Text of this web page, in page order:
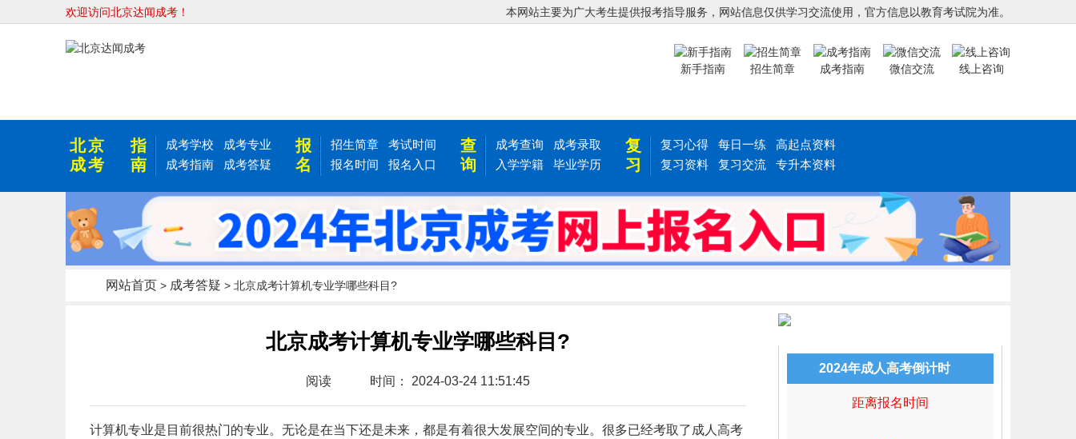
欢迎访问北京达闻成考！ 本网站主要为广大考生提供报考指导服务，网站信息仅供学习交流使用，官方信息以教育考试院为准。
新手指南 招生简章 成考指南 微信交流 线上咨询
北京
成考
指
南
成考学校
成考专业
成考指南
成考答疑
报
名
招生简章
考试时间
报名时间
报名入口
查
询
成考查询
成考录取
入学学籍
毕业学历
复
习
复习心得 每日一练
高起点资料
复习资料
复习交流 专升本资料
网站首页 > 成考答疑 > 北京成考计算机专业学哪些科目?
北京成考计算机专业学哪些科目?
阅读 时间： 2024-03-24 11:51:45
计算机专业是目前很热门的专业。无论是在当下还是未来，都是有着很大发展空间的专业。很多已经考取了成人高考
2024年成人高考倒计时
距离报名时间